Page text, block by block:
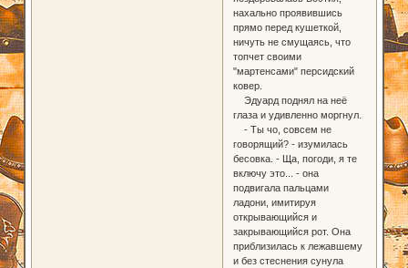
нахально проявившись
прямо перед кушеткой,
ничуть не смущаясь, что
топчет своими
"мартенсами" персидский
ковер.
Эдуард поднял на неё
глаза и удивленно моргнул.
- Ты чо, совсем не
говорящий? - изумилась
бесовка. - Ща, погоди, я те
включу это... - она
подвигала пальцами
ладони, имитируя
открывающийся и
закрывающийся рот. Она
приблизилась к лежавшему
и без стеснения сунула